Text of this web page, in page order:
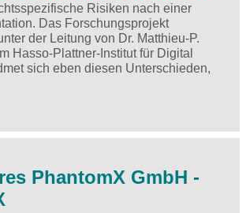
Risiken nach einer
Das Forschungsprojekt
der Leitung von Dr. Matthieu-P.
Hasso-Plattner-Institut für Digital
sich eben diesen Unterschieden,
PhantomX GmbH -